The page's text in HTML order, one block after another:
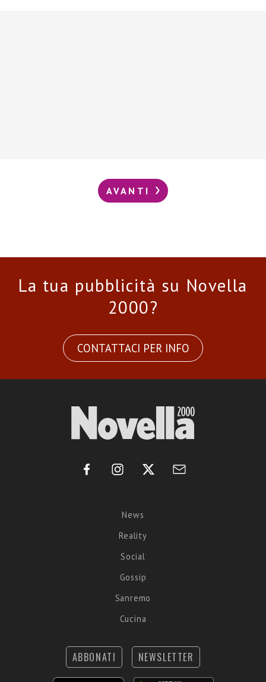
AVANTI
La tua pubblicità su Novella
2000?
CONTATTACI PER INFO
News
Reality
Social
Gossip
Sanremo
Cucina
ABBONATI NEWSLETTER